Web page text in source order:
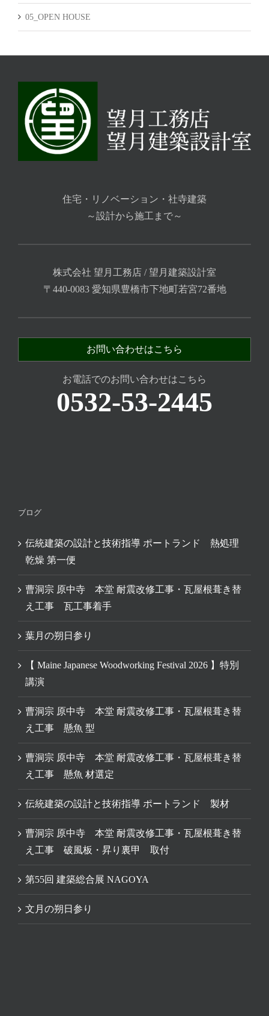
05_OPEN HOUSE
住宅・リノベーション・社寺建築
～設計から施工まで～
株式会社 望月工務店 / 望月建築設計室
〒440-0083 愛知県豊橋市下地町若宮72番地
お問い合わせはこちら
お電話でのお問い合わせはこちら
0532-53-2445
ブログ
伝統建築の設計と技術指導 ポートランド 熱処理
乾燥 第一便
曹洞宗 原中寺 本堂 耐震改修工事・瓦屋根葺き替
え工事 瓦工事着手
葉月の朔日参り
【 Maine Japanese Woodworking Festival 2026 】特別
講演
曹洞宗 原中寺 本堂 耐震改修工事・瓦屋根葺き替
え工事 懸魚 型
曹洞宗 原中寺 本堂 耐震改修工事・瓦屋根葺き替
え工事 懸魚 材選定
伝統建築の設計と技術指導 ポートランド 製材
曹洞宗 原中寺 本堂 耐震改修工事・瓦屋根葺き替
え工事 破風板・昇り裏甲 取付
第55回 建築総合展 NAGOYA
文月の朔日参り